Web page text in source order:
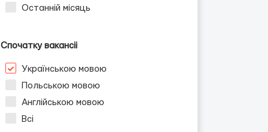
Останній місяць
Спочатку вакансіі
Українською мовою
Польською мовою
Англійською мовою
Всі